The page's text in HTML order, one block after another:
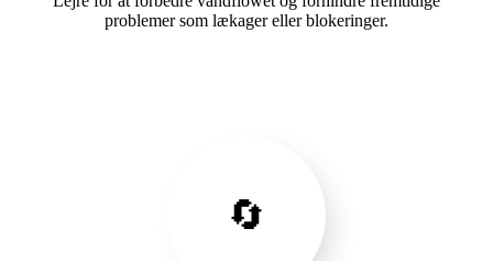
problemer som lækager eller blokeringer.
🔄